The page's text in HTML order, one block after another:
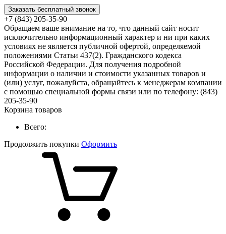
Заказать бесплатный звонок
+7 (843) 205-35-90
Обращаем ваше внимание на то, что данный сайт носит
исключительно информационный характер и ни при каких
условиях не является публичной офертой, определяемой
положениями Статьи 437(2). Гражданского кодекса
Российской Федерации. Для получения подробной
информации о наличии и стоимости указанных товаров и
(или) услуг, пожалуйста, обращайтесь к менеджерам компании
с помощью специальной формы связи или по телефону: (843)
205-35-90
Корзина товаров
Всего:
Продолжить покупки Оформить